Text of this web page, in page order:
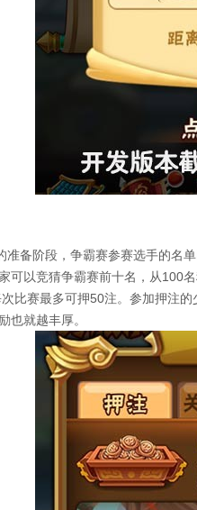
备阶段，争霸赛参赛选手的名单
可以竞猜争霸赛前十名，从100
比赛最多可押50注。参加押注
也就越丰厚。